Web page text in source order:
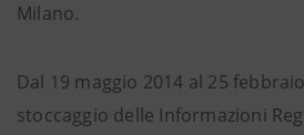
Milano.
Dal 19 maggio 2014 al 25
stoccaggio delle Informazioni